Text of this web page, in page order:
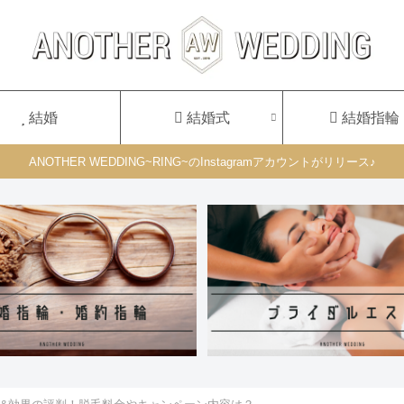
結婚 結婚式 結婚指輪
ANOTHER WEDDING~RING~のInstagramアカウントがリリース♪